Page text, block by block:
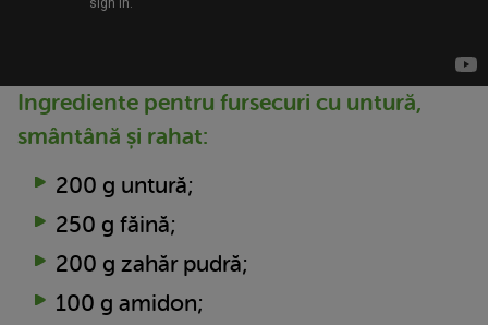
Ingrediente pentru fursecuri cu untură,
smântână și rahat:
200 g untură;
250 g făină;
200 g zahăr pudră;
100 g amidon;